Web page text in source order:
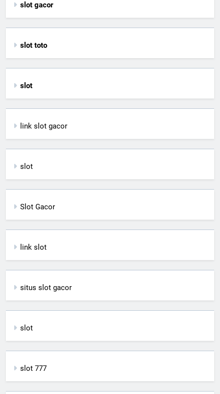
slot gacor
slot toto
slot
link slot gacor
slot
Slot Gacor
link slot
situs slot gacor
slot
slot 777